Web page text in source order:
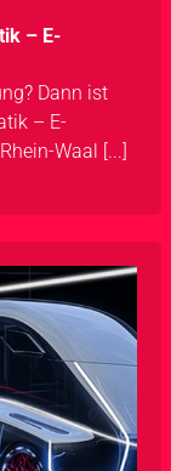
– E-
Dann ist
– E-
Waal [...]